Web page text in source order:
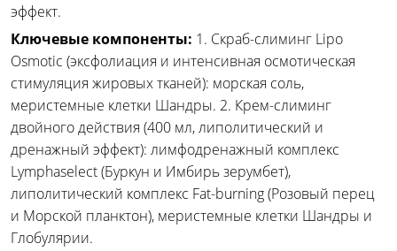
эффект.
Ключевые компоненты: 1. Скраб-слиминг Lipo
Osmotic (эксфолиация и интенсивная осмотическая
стимуляция жировых тканей): морская соль,
меристемные клетки Шандры. 2. Крем-слиминг
двойного действия (400 мл, липолитический и
дренажный эффект): лимфодренажный комплекс
Lymphaselect (Буркун и Имбирь зерумбет),
липолитический комплекс Fat-burning (Розовый перец
и Морской планктон), меристемные клетки Шандры и
Глобулярии.